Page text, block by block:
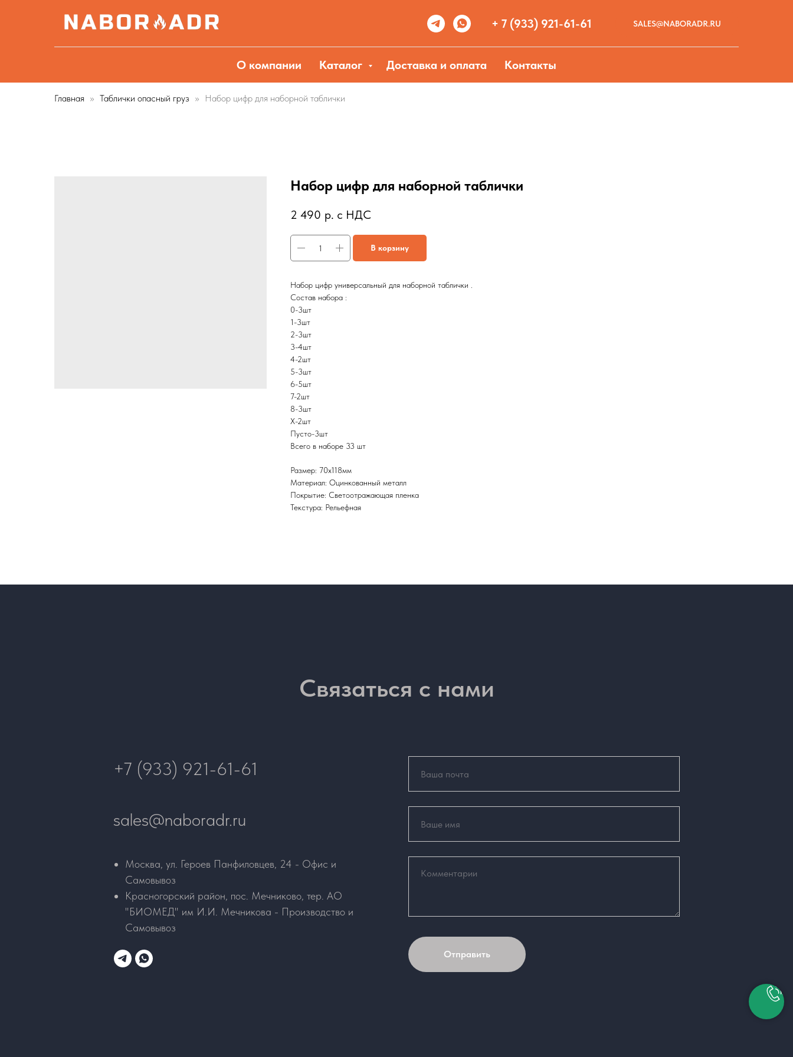
+ 7 (933) 921-61-61 SALES@NABORADR.RU
О компании Каталог Доставка и оплата Контакты
Главная Таблички опасный груз Набор цифр для наборной таблички
Набор цифр для наборной таблички
2 490 р. с НДС
В корзину
Набор цифр универсальный для наборной таблички .
Состав набора :
0-3шт
1-3шт
2-3шт
3-4шт
4-2шт
5-3шт
6-5шт
7-2шт
8-3шт
Х-2шт
Пусто-3шт
Всего в наборе 33 шт
Размер: 70х118мм
Материал: Оцинкованный металл
Покрытие: Светоотражающая пленка
Текстура: Рельефная
Связаться с нами
+7 (933) 921-61-61
sales@naboradr.ru
Москва, ул. Героев Панфиловцев, 24 - Офис и
Самовывоз
Красногорский район, пос. Мечниково, тер. АО
"БИОМЕД" им И.И. Мечникова - Производство и
Самовывоз
Отправить